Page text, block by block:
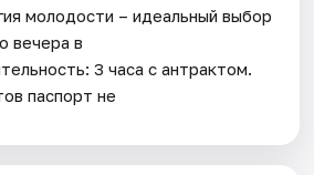
молодости – идеальный выбор
вечера в
3 часа с антрактом.
паспорт не